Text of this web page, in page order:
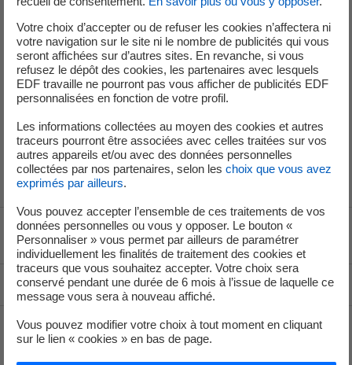
pour pouvoir redémarrer l’unité de production en toute
sûreté, début de semaine prochaine.
Cet événement n’a pas eu de conséquence sur la sûreté
des installations, la sécurité du personnel et
l’environnement.
L’unité de production n°1 est en fonctionnement, à la
disposition du réseau électrique national.
Voir le fil d'ariane
Haut de page
Groupe
Votre choix d’accepter ou de refuser les cookies n’affectera ni
votre navigation sur le site ni le nombre de publicités qui vous
seront affichées sur d’autres sites. En revanche, si vous
refusez le dépôt des cookies, les partenaires avec lesquels
EDF travaille ne pourront pas vous afficher de publicités EDF
personnalisées en fonction de votre profil.
Les informations collectées au moyen des cookies et autres
traceurs pourront être associées avec celles traitées sur vos
autres appareils et/ou avec des données personnelles
collectées par nos partenaires, selon les choix que vous avez
exprimés par ailleurs.
Vous pouvez accepter l’ensemble de ces traitements de vos
données personnelles ou vous y opposer. Le bouton «
Personnaliser » vous permet par ailleurs de paramétrer
individuellement les finalités de traitement des cookies et
traceurs que vous souhaitez accepter. Votre choix sera
conservé pendant une durée de 6 mois à l’issue de laquelle ce
message vous sera à nouveau affiché.
Vous pouvez modifier votre choix à tout moment en cliquant
sur le lien « cookies » en bas de page.